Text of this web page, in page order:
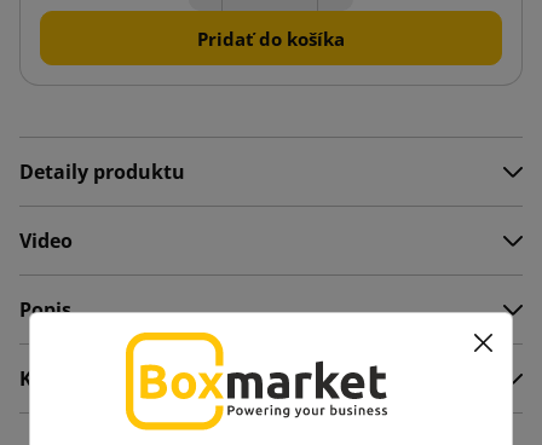
Pridať do košíka
Detaily produktu
Video
Popis
Komentáre